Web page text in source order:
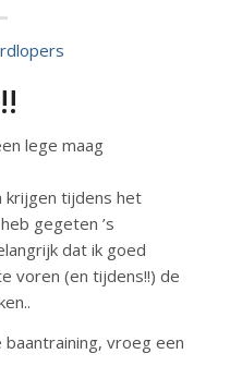
lege maag
krijgen tijdens het
gegeten ’s
dat ik goed
voren (en tijdens!!) de
vroeg een